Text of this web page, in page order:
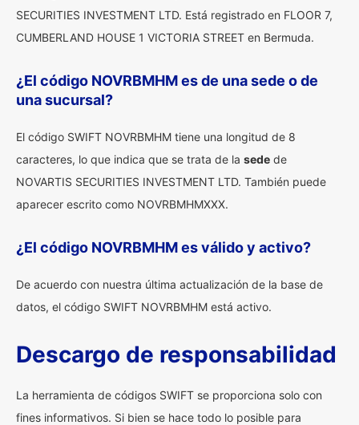
SECURITIES INVESTMENT LTD. Está registrado en FLOOR 7,
CUMBERLAND HOUSE 1 VICTORIA STREET en Bermuda.
¿El código NOVRBMHM es de una sede o de
una sucursal?
El código SWIFT NOVRBMHM tiene una longitud de 8
caracteres, lo que indica que se trata de la sede de
NOVARTIS SECURITIES INVESTMENT LTD. También puede
aparecer escrito como NOVRBMHMXXX.
¿El código NOVRBMHM es válido y activo?
De acuerdo con nuestra última actualización de la base de
datos, el código SWIFT NOVRBMHM está activo.
Descargo de responsabilidad
La herramienta de códigos SWIFT se proporciona solo con
fines informativos. Si bien se hace todo lo posible para